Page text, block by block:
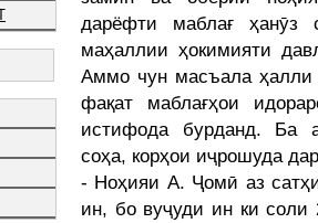
дарёфти маблағ ҳанӯз
маҳаллии ҳокимияти
Аммо чун масъала ҳалли
фақат маблағҳои
истифода бурданд. Ба
соҳа, корҳои иҷрошуда
- Ноҳияи А. Ҷомӣ аз
ин, бо вуҷуди ин ки соли